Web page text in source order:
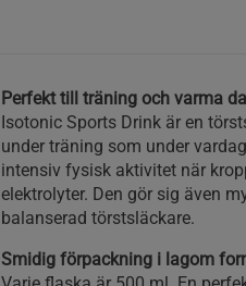
Perfekt till träning och varma
Isotonic Sports Drink är en
under träning som under
intensiv fysisk aktivitet när
elektrolyter. Den gör sig även
balanserad törstsläckare.
Smidig förpackning i lagom